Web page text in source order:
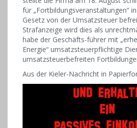
für „Fortbildungsveranstaltungen“
Gesetz von der Umsatzsteuer
Strafanzeige wird dies als
habe der Geschäfts-führer mit
Energie“ umsatzsteuerpflichtige
umsatzsteuerbefreiten
Aus der Kieler-Nachricht in